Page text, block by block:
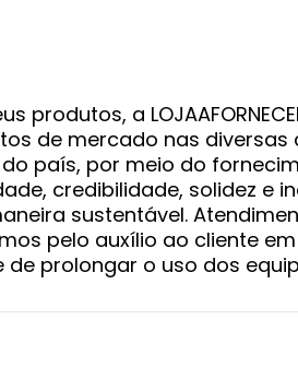
produtos, a
de mercado nas
país, por meio do
credibilidade, solidez e
sustentável.
pelo auxílio ao
prolongar o uso dos